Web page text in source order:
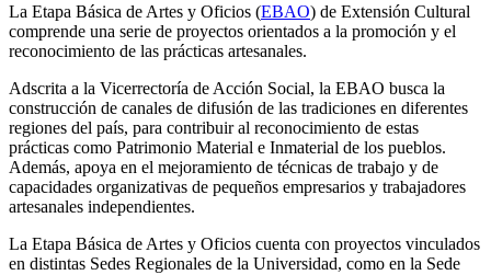
La Etapa Básica de Artes y Oficios (EBAO) de Extensión Cultural
comprende una serie de proyectos orientados a la promoción y el
reconocimiento de las prácticas artesanales.
Adscrita a la Vicerrectoría de Acción Social, la EBAO busca la
construcción de canales de difusión de las tradiciones en diferentes
regiones del país, para contribuir al reconocimiento de estas
prácticas como Patrimonio Material e Inmaterial de los pueblos.
Además, apoya en el mejoramiento de técnicas de trabajo y de
capacidades organizativas de pequeños empresarios y trabajadores
artesanales independientes.
La Etapa Básica de Artes y Oficios cuenta con proyectos vinculados
en distintas Sedes Regionales de la Universidad, como en la Sede